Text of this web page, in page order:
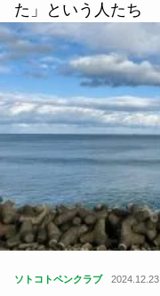
た」という人たち
ソトコトペンクラブ 2024.12.23